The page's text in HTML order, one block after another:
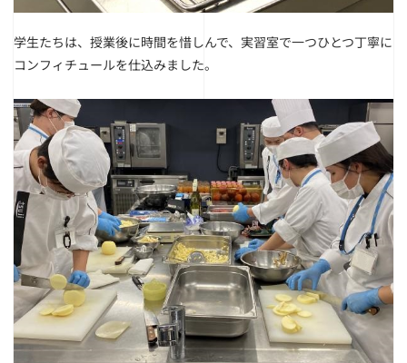
学生たちは、授業後に時間を惜しんで、実習室で一つひとつ丁寧に
コンフィチュールを仕込みました。